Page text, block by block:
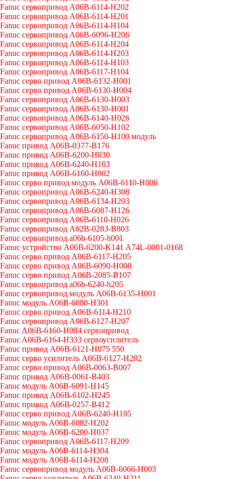
Fanuc сервопривод A06B-6114-H202
Fanuc сервопривод A06B-6114-H201
Fanuc сервопривод A06B-6114-H104
Fanuc сервопривод A06B-6096-H206
Fanuc сервопривод A06B-6114-H204
Fanuc сервопривод A06B-6114-H203
Fanuc сервопривод A06B-6114-H103
Fanuc сервопривод A06B-6117-H104
Fanuc серво привод A06B-6132-H001
Fanuc серво привод A06B-6130-H004
Fanuc сервопривод A06B-6130-H003
Fanuc сервопривод A06B-6130-H001
Fanuc сервопривод A06B-6140-H026
Fanuc сервопривод A06B-6050-H102
Fanuc сервопривод A06B-6150-H100 модуль
Fanuc привод A06B-0377-B176
Fanuc привод A06B-6200-H030
Fanuc привод A06B-6240-H103
Fanuc привод A06B-6160-H002
Fanuc серво привод модуль A06B-6110-H006
Fanuc сервопривод A06B-6240-H308
Fanuc сервопривод A06B-6134-H203
Fanuc сервопривод A06B-6087-H126
Fanuc сервопривод A06B-6110-H026
Fanuc сервопривод A02B-0283-B803
Fanuc сервопривод a06b-6105-h001
Fanuc устройство A06B-6200-K141 A74L-0001-0168
Fanuc серво привод A06B-6117-H205
Fanuc серво привод A06B-6090-H008
Fanuc серво привод A06B-2085-B107
Fanuc сервопривод a06b-6240-h205
Fanuc сервопривод модуль A06B-6135-H001
Fanuc модуль A06B-6080-H301
Fanuc серво привод A06B-6114-H210
Fanuc сервопривод A06B-6127-H207
Fanuc A06B-6160-H004 сервопривод
Fanuc A06B-6164-H333 сервоусилитель
Fanuc привод A06B-6121-H075 550
Fanuc серво усилитель A06B-6127-H202
Fanuc серво привод A06B-0063-B007
Fanuc привод A06B-0061-B403
Fanuc модуль A06B-6091-H145
Fanuc привод A06B-6102-H245
Fanuc привод A06B-0257-B412
Fanuc серво привод A06B-6240-H105
Fanuc модуль A06B-6082-H202
Fanuc модуль A06B-6200-H037
Fanuc сервопривод A06B-6117-H209
Fanuc модуль A06B-6114-H304
Fanuc модуль A06B-6114-H208
Fanuc сервопривод модуль A06B-6066-H003